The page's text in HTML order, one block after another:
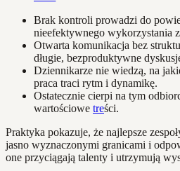
Brak kontroli prowadzi do
nieefektywnego wykorzystania
Otwarta komunikacja bez
długie, bezproduktywne
Dziennikarze nie wiedzą, na
praca traci rytm i dynamikę.
Ostatecznie cierpi na tym
wartościowe treści.
Praktyka pokazuje, że najlepsze
jasno wyznaczonymi granicami i
one przyciągają talenty i utrzymują